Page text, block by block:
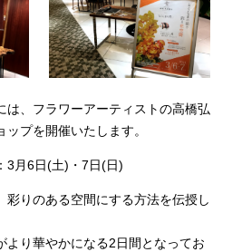
は、フラワーアーティストの高橋弘
プを開催いたします。
3月6日(土)・7日(日)
彩りのある空間にする方法を伝授し
より華やかになる2日間となってお